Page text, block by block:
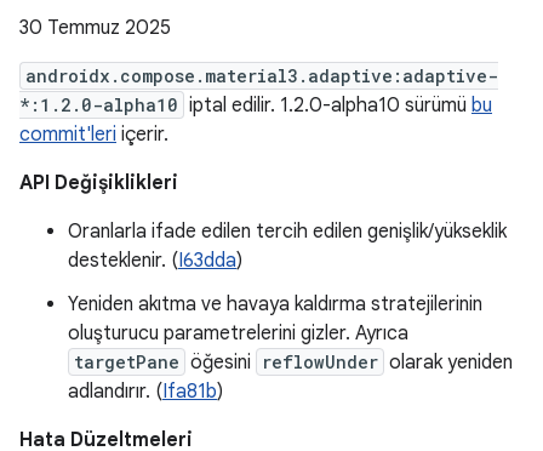
30 Temmuz 2025
androidx.compose.material3.adaptive:adaptive-
*:1.2.0-alpha10 iptal edilir. 1.2.0-alpha10 sürümü bu
commit'leri içerir.
API Değişiklikleri
Oranlarla ifade edilen tercih edilen genişlik/yükseklik
desteklenir. (I63dda)
Yeniden akıtma ve havaya kaldırma stratejilerinin
oluşturucu parametrelerini gizler. Ayrıca
targetPane öğesini reflowUnder olarak yeniden
adlandırır. (Ifa81b)
Hata Düzeltmeleri